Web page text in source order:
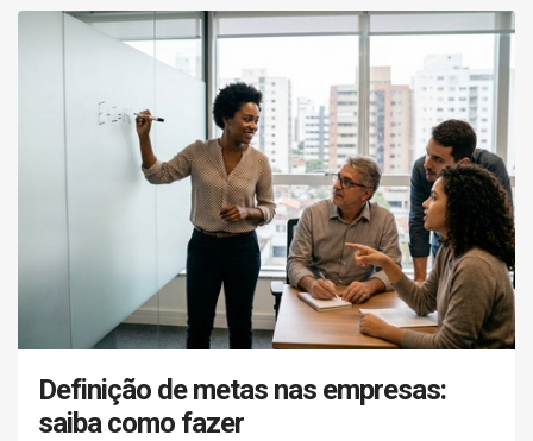
Definição de metas nas empresas:
saiba como fazer